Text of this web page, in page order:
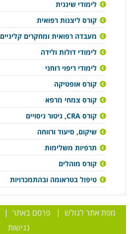
לימודי שיננית
קורס ליצנות רפואית
מעבדה רפואית ומחקרים קליניים
לימודי דולות ולידה
לימודי ריפוי רוחני
קורס אופטיקה
קורס צמחי מרפא
קורס CRA, ניטור ניסויים
שיקום, סיעוד ורווחה
תרפיות משלימות
קורס מוהלים
טיפול בטראומה ובהתמכרויות
מפת אתר לגולש |פרסם באתר |
נגישות